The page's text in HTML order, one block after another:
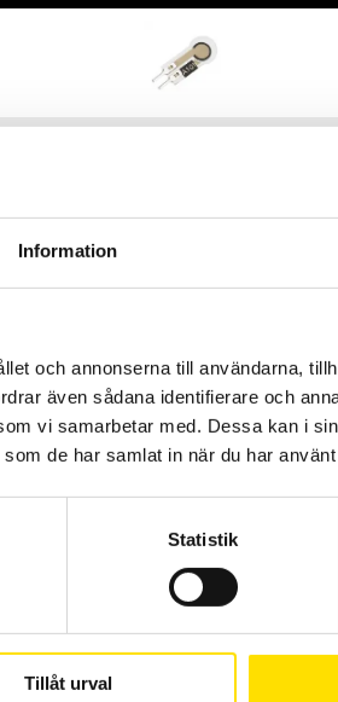
Information
och annonserna till användarna,
även sådana identifierare och
vi samarbetar med. Dessa kan i
de har samlat in när du har
Statistik
Tillåt urval
18 och 44 N
2-pins
Polyester